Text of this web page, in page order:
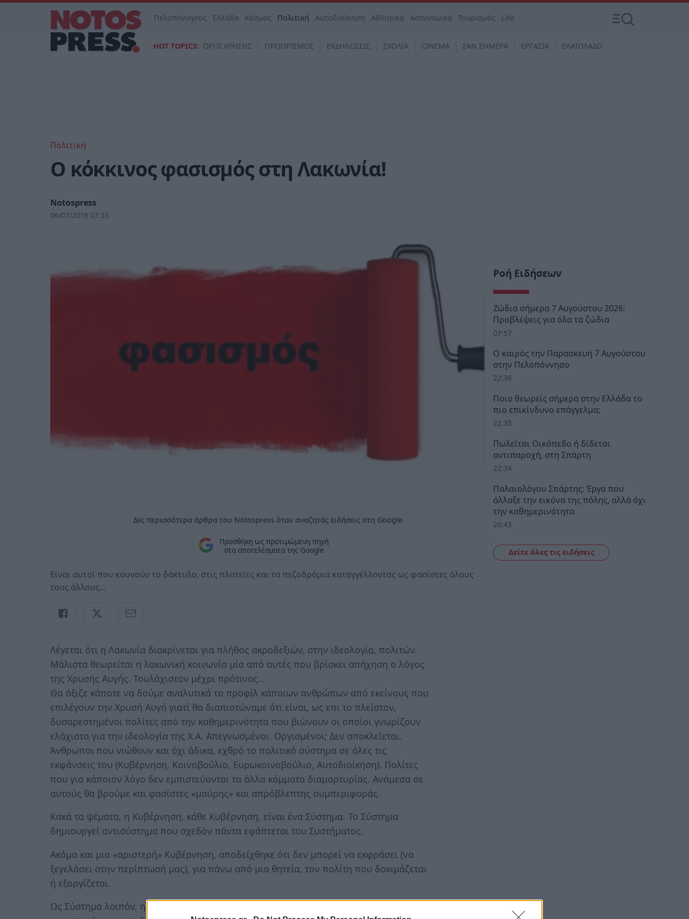
Πελοπόννησος Ελλάδα Κόσμος Πολιτική Αυτοδιοίκηση Αθλητικά Αστυνομικά Τουρισμός Life
HOT TOPICS: ΟΡΟΙ ΧΡΗΣΗΣ ΠΡΟΟΡΙΣΜΟΣ ΕΚΔΗΛΩΣΕΙΣ ΣΧΟΛΙΑ CINEMA ΣΑΝ ΣΗΜΕΡΑ ΕΡΓΑΣΙΑ ΕΛΑΙΟΛΑΔΟ
Πολιτική
O κόκκινος φασισμός στη Λακωνία!
Notospress
06/07/2019 07:33
Δες περισσότερα άρθρα του Notospress όταν αναζητάς ειδήσεις στη Google
Προσθήκη ως προτιμώμενη πηγή
στα αποτελέσματα της Google
Είναι αυτοί που κουνούν το δάκτυλο, στις πλατείες και τα πεζοδρόμια καταγγέλλοντας ως φασίστες όλους
τους άλλους…
Λέγεται ότι η Λακωνία διακρίνεται για πλήθος ακροδεξιών, στην ιδεολογία, πολιτών.
Μάλιστα θεωρείται η λακωνική κοινωνία μία από αυτές που βρίσκει απήχηση ο λόγος
της Χρυσής Αυγής. Τουλάχιστον μέχρι πρότινος…
Θα άξιζε κάποτε να δούμε αναλυτικά το προφίλ κάποιων ανθρώπων από εκείνους που
επιλέγουν την Χρυσή Αυγή γιατί θα διαπιστώναμε ότι είναι, ως επι το πλείστον,
δυσαρεστημένοι πολίτες από την καθημερινότητα που βιώνουν οι οποίοι γνωρίζουν
ελάχιστα για την ιδεολογία της Χ.Α. Απεγνωσμένοι. Οργισμένοι; Δεν αποκλείεται.
Άνθρωποι που νιώθουν και όχι άδικα, εχθρό το πολιτικό σύστημα σε όλες τις
εκφάνσεις του (Κυβέρνηση, Κοινοβούλιο, Ευρωκοινοβούλιο, Αυτοδιοίκηση). Πολίτες
που για κάποιον λόγο δεν εμπιστεύονται τα άλλα κόμματα διαμαρτυρίας. Ανάμεσα σε
αυτούς θα βρούμε και φασίστες «μαύρης» και απρόβλεπτης συμπεριφοράς.
Κακά τα ψέματα, η Κυβέρνηση, κάθε Κυβέρνηση, είναι ένα Σύστημα. Το Σύστημα
δημιουργεί αντισύστημα που σχεδόν πάντα εφάπτεται του Συστήματος.
Ακόμα και μια «αριστερή» Κυβέρνηση, αποδείχθηκε ότι δεν μπορεί να εκφράσει (να
ξεγελάσει στην περίπτωσή μας), για πάνω από μια θητεία, τον πολίτη που δοκιμάζεται
ή εξοργίζεται.
Ως Σύστημα λοιπόν, η Κυβέρνηση Σύριζα, όχι μόνον δεν ανταποκρίθηκε στην
Ροή Ειδήσεων
Ζώδια σήμερα 7 Αυγούστου 2026:
Προβλέψεις για όλα τα ζώδια
07:57
Ο καιρός την Παρασκευή 7 Αυγούστου
στην Πελοπόννησο
22:36
Ποιο θεωρείς σήμερα στην Ελλάδα το
πιο επικίνδυνο επάγγελμα;
22:35
Πωλείται Οικόπεδο ή δίδεται
αντιπαροχή, στη Σπάρτη
22:34
Παλαιολόγου Σπάρτης: Έργο που
άλλαξε την εικόνα της πόλης, αλλά όχι
την καθημερινότητα
20:43
Δείτε όλες τις ειδήσεις